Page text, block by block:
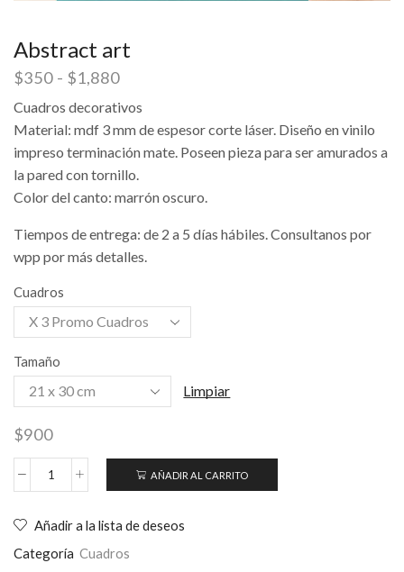
Abstract art
$350 - $1,880
Cuadros decorativos
Material: mdf 3 mm de espesor corte láser. Diseño en vinilo
impreso terminación mate. Poseen pieza para ser amurados a
la pared con tornillo.
Color del canto: marrón oscuro.
Tiempos de entrega: de 2 a 5 días hábiles. Consultanos por
wpp por más detalles.
Cuadros
Tamaño
Limpiar
$900
AÑADIR AL CARRITO
Añadir a la lista de deseos
Categoría Cuadros